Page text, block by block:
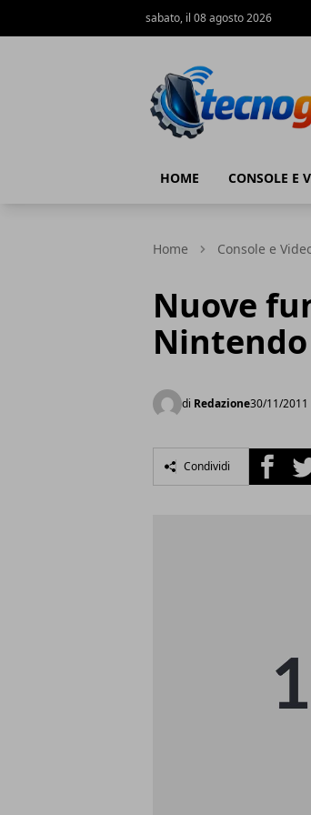
sabato, il 08 agosto 2026
HOME CONSOLE E
Home Console e
Nuove
Nintendo
di Redazione30/11/2011
Condividi